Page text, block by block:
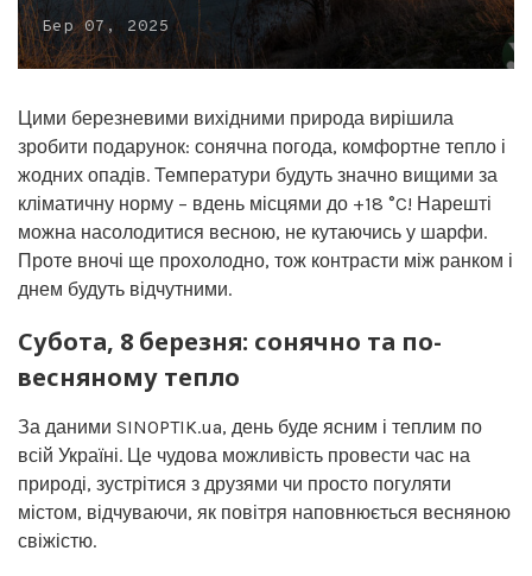
Бер 07, 2025
Цими березневими вихідними природа вирішила
зробити подарунок: сонячна погода, комфортне тепло і
жодних опадів. Температури будуть значно вищими за
кліматичну норму – вдень місцями до +18 °C! Нарешті
можна насолодитися весною, не кутаючись у шарфи.
Проте вночі ще прохолодно, тож контрасти між ранком і
днем будуть відчутними.
Субота, 8 березня: сонячно та по-
весняному тепло
За даними SINOPTIK.ua, день буде ясним і теплим по
всій Україні. Це чудова можливість провести час на
природі, зустрітися з друзями чи просто погуляти
містом, відчуваючи, як повітря наповнюється весняною
свіжістю.